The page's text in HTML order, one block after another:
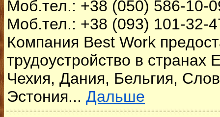
Моб.тел.: +38 (050) 586-10-
Моб.тел.: +38 (093) 101-32-
Компания Best Work
трудоустройство в
Чехия, Дания, Бельгия,
Эстония... Дальше